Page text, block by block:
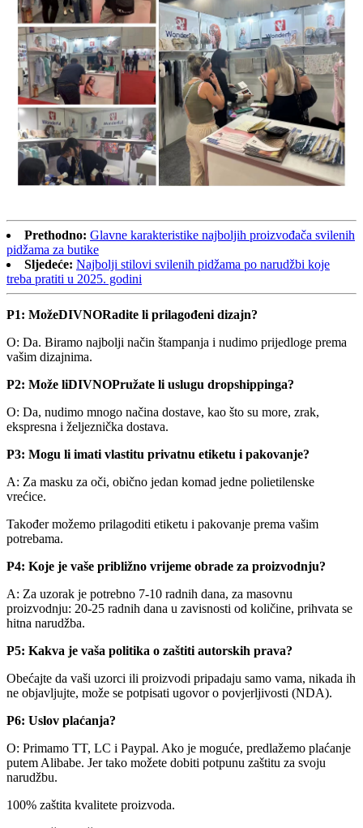
Prethodno: Glavne karakteristike najboljih proizvođača svilenih
pidžama za butike
Sljedeće: Najbolji stilovi svilenih pidžama po narudžbi koje
treba pratiti u 2025. godini
P1: MožeDIVNORadite li prilagođeni dizajn?
O: Da. Biramo najbolji način štampanja i nudimo prijedloge prema
vašim dizajnima.
P2: Može liDIVNOPružate li uslugu dropshippinga?
O: Da, nudimo mnogo načina dostave, kao što su more, zrak,
ekspresna i željeznička dostava.
P3: Mogu li imati vlastitu privatnu etiketu i pakovanje?
A: Za masku za oči, obično jedan komad jedne polietilenske
vrećice.
Također možemo prilagoditi etiketu i pakovanje prema vašim
potrebama.
P4: Koje je vaše približno vrijeme obrade za proizvodnju?
A: Za uzorak je potrebno 7-10 radnih dana, za masovnu
proizvodnju: 20-25 radnih dana u zavisnosti od količine, prihvata se
hitna narudžba.
P5: Kakva je vaša politika o zaštiti autorskih prava?
Obećajte da vaši uzorci ili proizvodi pripadaju samo vama, nikada ih
ne objavljujte, može se potpisati ugovor o povjerljivosti (NDA).
P6: Uslov plaćanja?
O: Primamo TT, LC i Paypal. Ako je moguće, predlažemo plaćanje
putem Alibabe. Jer tako možete dobiti potpunu zaštitu za svoju
narudžbu.
100% zaštita kvalitete proizvoda.